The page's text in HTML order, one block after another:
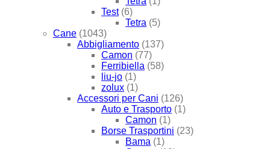
Test (6)
Tetra (5)
Cane (1043)
Abbigliamento (137)
Camon (77)
Ferribiella (58)
liu-jo (1)
zolux (1)
Accessori per Cani (126)
Auto e Trasporto (1)
Camon (1)
Borse Trasportini (23)
Bama (1)